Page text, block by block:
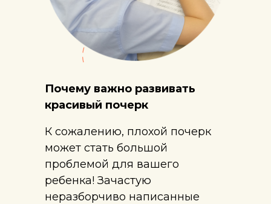
К сожалению, плохой почерк
может стать большой
проблемой для вашего
ребенка! Зачастую
неразборчиво написанные
Почему важно развивать
красивый почерк